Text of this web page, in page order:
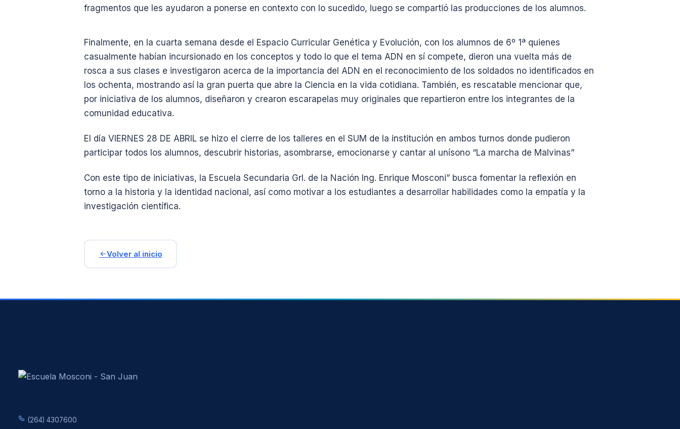
fragmentos que les ayudaron a ponerse en contexto con lo sucedido, luego se compartió las producciones de los alumnos.
Finalmente, en la cuarta semana desde el Espacio Curricular Genética y Evolución, con los alumnos de 6º 1ª quienes
casualmente habían incursionado en los conceptos y todo lo que el tema ADN en sí compete, dieron una vuelta más de
rosca a sus clases e investigaron acerca de la importancia del ADN en el reconocimiento de los soldados no identificados en
los ochenta, mostrando así la gran puerta que abre la Ciencia en la vida cotidiana. También, es rescatable mencionar que,
por iniciativa de los alumnos, diseñaron y crearon escarapelas muy originales que repartieron entre los integrantes de la
comunidad educativa.
El día VIERNES 28 DE ABRIL se hizo el cierre de los talleres en el SUM de la institución en ambos turnos donde pudieron
participar todos los alumnos, descubrir historias, asombrarse, emocionarse y cantar al unísono “La marcha de Malvinas”
Con este tipo de iniciativas, la Escuela Secundaria Grl. de la Nación Ing. Enrique Mosconi” busca fomentar la reflexión en
torno a la historia y la identidad nacional, así como motivar a los estudiantes a desarrollar habilidades como la empatía y la
investigación científica.
Volver al inicio
(264) 4307600